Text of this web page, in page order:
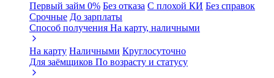
Первый займ 0% Без отказа С плохой КИ Без справок
Срочные До зарплаты
Способ получения На карту, наличными
На карту Наличными Круглосуточно
Для заёмщиков По возрасту и статусу